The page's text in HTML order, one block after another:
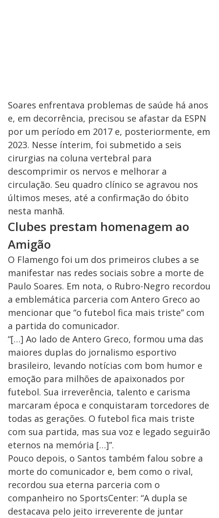
Soares enfrentava problemas de saúde há anos
e, em decorrência, precisou se afastar da ESPN
por um período em 2017 e, posteriormente, em
2023. Nesse ínterim, foi submetido a seis
cirurgias na coluna vertebral para
descomprimir os nervos e melhorar a
circulação. Seu quadro clínico se agravou nos
últimos meses, até a confirmação do óbito
nesta manhã.
Clubes prestam homenagem ao
Amigão
O Flamengo foi um dos primeiros clubes a se
manifestar nas redes sociais sobre a morte de
Paulo Soares. Em nota, o Rubro-Negro recordou
a emblemática parceria com Antero Greco ao
mencionar que “o futebol fica mais triste” com
a partida do comunicador.
“[…] Ao lado de Antero Greco, formou uma das
maiores duplas do jornalismo esportivo
brasileiro, levando notícias com bom humor e
emoção para milhões de apaixonados por
futebol. Sua irreverência, talento e carisma
marcaram época e conquistaram torcedores de
todas as gerações. O futebol fica mais triste
com sua partida, mas sua voz e legado seguirão
eternos na memória […]”.
Pouco depois, o Santos também falou sobre a
morte do comunicador e, bem como o rival,
recordou sua eterna parceria com o
companheiro no SportsCenter: “A dupla se
destacava pelo jeito irreverente de juntar